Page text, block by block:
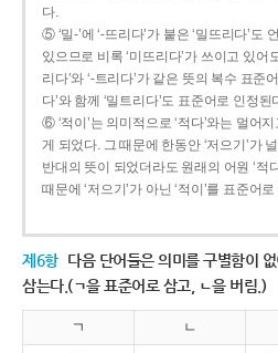
다.
⑤ ‘밀-’에 ‘-뜨리다’가 붙은 ‘밀뜨리다’도
있으므로 비록 ‘미뜨리다’가 쓰이고 있어
리다’와 ‘-트리다’가 같은 뜻의 복수 표준
다’와 함께 ‘밀트리다’도 표준어로 인정된
⑥ ‘적이’는 의미적으로 ‘적다’와는 멀어
게 되었다. 그 때문에 한동안 ‘저으기’가
반대의 뜻이 되었더라도 원래의 어원 ‘적
때문에 ‘저으기’가 아닌 ‘적이’를 표준어
제6항 다음 단어들은 의미를 구별함이
삼는다.(ㄱ을 표준어로 삼고, ㄴ을 버림.)
ㄱ ㄴ